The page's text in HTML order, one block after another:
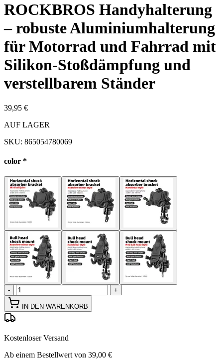
ROCKBROS Handyhalterung
– robuste Aluminiumhalterung
für Motorrad und Fahrrad mit
Silikon-Stoßdämpfung und
verstellbarem Ständer
39,95 €
AUF LAGER
SKU: 865054780069
color *
- +
IN DEN WARENKORB
Kostenloser Versand
Ab einem Bestellwert von 39,00 €